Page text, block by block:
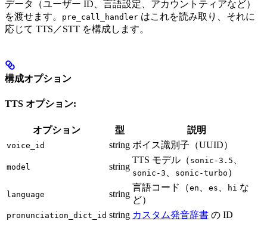
データ（ユーザー ID、言語設定、アカウントティアなど）
を渡せます。
pre_call_handler はこれを読み取り、それに
応じて TTS／STT を構成します。
構成オプション
TTS オプション:
オプション 型 説明
voice_id string ボイス識別子（UUID）
model string
TTS モデル（ sonic-3.5
sonic-3 sonic-turbo ）
language string
言語コード（en es hi な
ど）
pronunciation_dict_id string カスタム発音辞書 の ID